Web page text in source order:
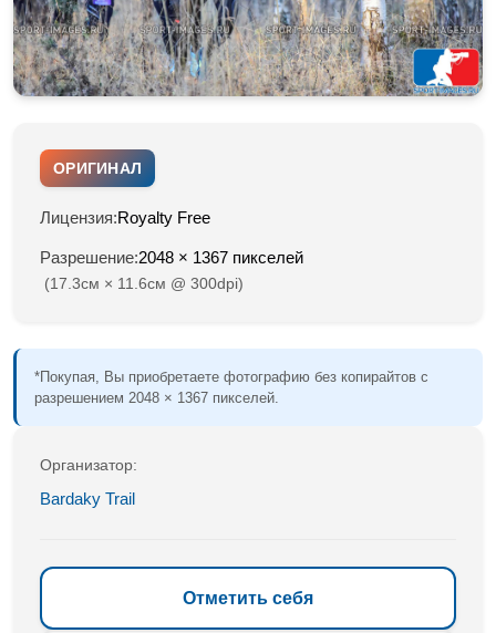
ОРИГИНАЛ
Лицензия:Royalty Free
Разрешение:2048 × 1367 пикселей
(17.3см × 11.6см @ 300dpi)
*Покупая, Вы приобретаете фотографию без копирайтов с
разрешением 2048 × 1367 пикселей.
Организатор:
Bardaky Trail
Отметить себя